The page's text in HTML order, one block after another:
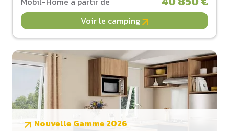
Voir le camping
Nouvelle Gamme 2026